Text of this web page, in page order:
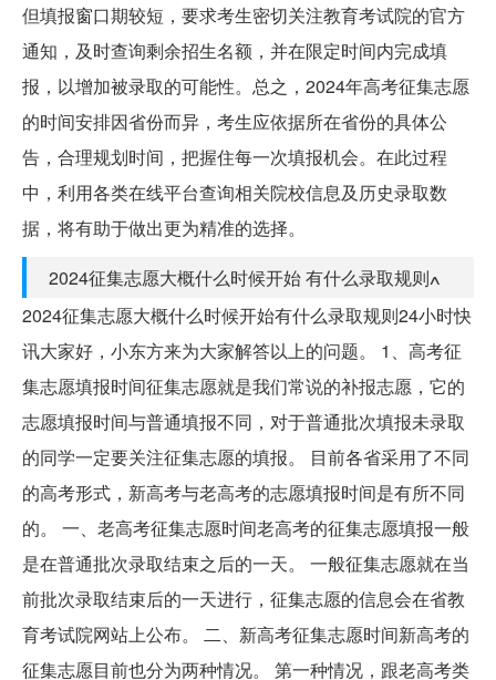
但填报窗口期较短，要求考生密切关注教育考试院的官方
通知，及时查询剩余招生名额，并在限定时间内完成填
报，以增加被录取的可能性。总之，2024年高考征集志愿
的时间安排因省份而异，考生应依据所在省份的具体公
告，合理规划时间，把握住每一次填报机会。在此过程
中，利用各类在线平台查询相关院校信息及历史录取数
据，将有助于做出更为精准的选择。
2024征集志愿大概什么时候开始 有什么录取规则ߍ
2024征集志愿大概什么时候开始有什么录取规则24小时快
讯大家好，小东方来为大家解答以上的问题。 1、高考征
集志愿填报时间征集志愿就是我们常说的补报志愿，它的
志愿填报时间与普通填报不同，对于普通批次填报未录取
的同学一定要关注征集志愿的填报。 目前各省采用了不同
的高考形式，新高考与老高考的志愿填报时间是有所不同
的。 一、老高考征集志愿时间老高考的征集志愿填报一般
是在普通批次录取结束之后的一天。 一般征集志愿就在当
前批次录取结束后的一天进行，征集志愿的信息会在省教
育考试院网站上公布。 二、新高考征集志愿时间新高考的
征集志愿目前也分为两种情况。 第一种情况，跟老高考类